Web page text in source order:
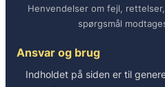
Henvendelser om fejl,
spørgsmål
Ansvar og brug
Indholdet på siden er til